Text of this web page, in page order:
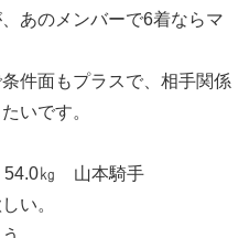
あのメンバーで6着ならマ
件面もプラスで、相手関係
いです。
㎏ 山本騎手
い。